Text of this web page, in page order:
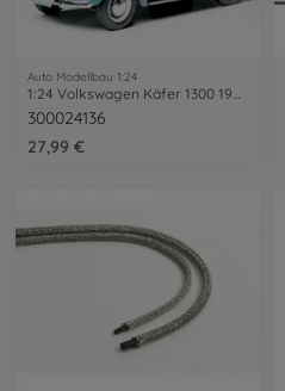
Auto Modellbau 1:24
1:24 Volkswagen Käfer 1300 1966
300024136
27,99 €